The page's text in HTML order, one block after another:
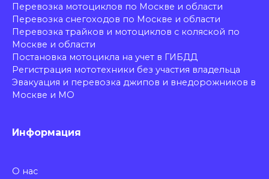
Перевозка мотоциклов по Москве и области
Перевозка снегоходов по Москве и области
Перевозка трайков и мотоциклов с коляской по
Москве и области
Постановка мотоцикла на учет в ГИБДД
Регистрация мототехники без участия владельца
Эвакуация и перевозка джипов и внедорожников в
Москве и МО
Информация
О нас